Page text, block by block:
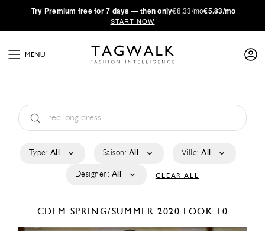
·Try Premium free for 7 days — then only€8.33/mo€5.83/mo
START NOW
MENU
Type: All Saison: All Ville: All
Designer: All CLEAR ALL
CDLM SPRING/SUMMER 2020 LOOK 10